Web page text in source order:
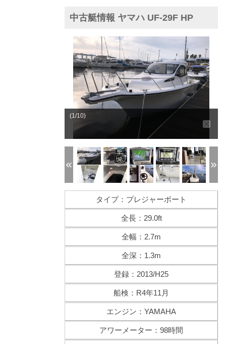
中古艇情報 ヤマハ UF-29F HP
(1/10)
タイプ：プレジャーボート
全長：29.0ft
全幅：2.7m
全深：1.3m
登録：2013/H25
船検：R4年11月
エンジン：YAMAHA
アワーメーター：98時間